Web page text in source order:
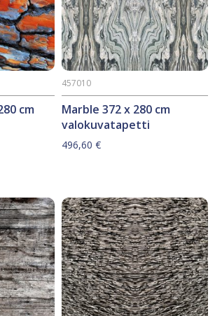
cm
Marble 372 x 280 cm
valokuvatapetti
457010
496,60 €